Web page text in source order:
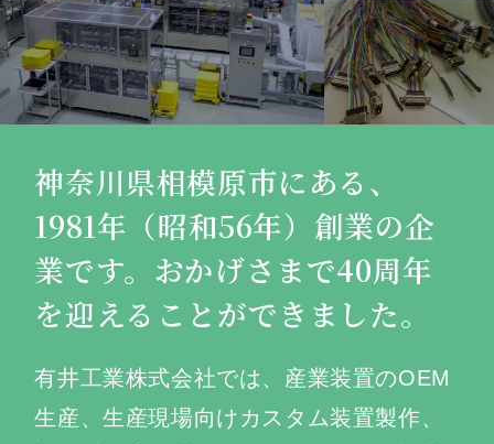
神奈川県相模原市にある、
1981年（昭和56年）創業の企
業です。 おかげさまで40周年
を迎えることができました。
有井工業株式会社では、産業装置のOEM
生産、生産現場向けカスタム装置製作、